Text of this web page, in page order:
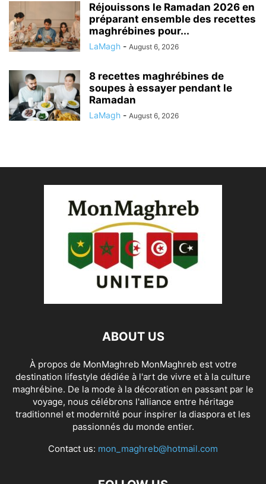
Réjouissons le Ramadan 2026 en
préparant ensemble des recettes
maghrébines pour...
LaMagh - August 6, 2026
8 recettes maghrébines de
soupes à essayer pendant le
Ramadan
LaMagh - August 6, 2026
ABOUT US
À propos de MonMaghreb MonMaghreb est votre
destination lifestyle dédiée à l'art de vivre et à la culture
maghrébine. De la mode à la décoration en passant par le
voyage, nous célébrons l'alliance entre héritage
traditionnel et modernité pour inspirer la diaspora et les
passionnés du monde entier.
Contact us: mon_maghreb@hotmail.com